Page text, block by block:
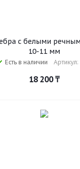
с белыми
10-11 мм
Есть в наличии
18 200₸